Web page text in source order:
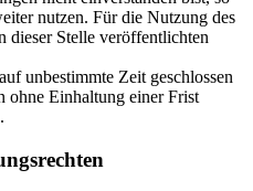
nutzen. Für die Nutzung des
dieser Stelle veröffentlichten
unbestimmte Zeit geschlossen
ohne Einhaltung einer Frist